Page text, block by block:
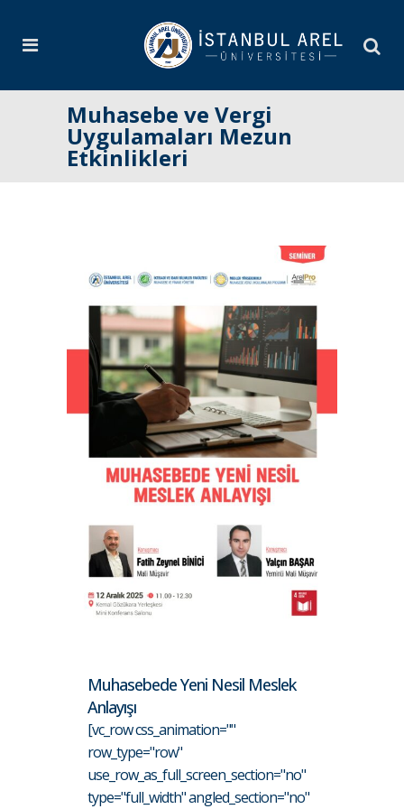
Muhasebe ve Vergi
Uygulamaları Mezun
Etkinlikleri
Muhasebede Yeni Nesil Meslek
Anlayışı
[vc_row css_animation=""
row_type="row"
use_row_as_full_screen_section="no"
type="full_width" angled_section="no"